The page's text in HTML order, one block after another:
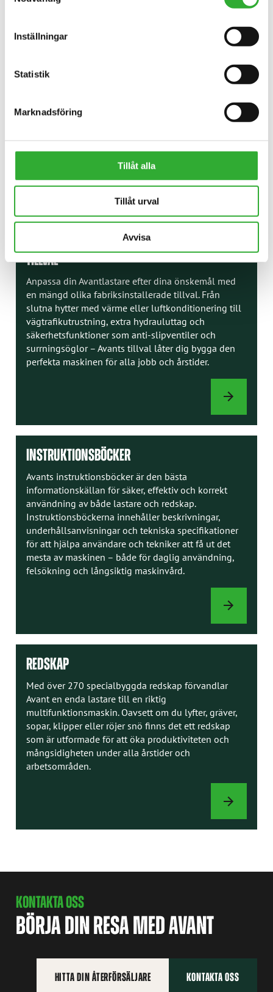
Inställningar
Statistik
Marknadsföring
Tillåt alla
Tillåt urval
Avvisa
INTRESSERAD AV REDSKAP?
KONTAKTA OSS
TILLVAL
Anpassa din Avantlastare efter dina önskemål med
en mängd olika fabriksinstallerade tillval. Från
slutna hytter med värme eller luftkonditionering till
vägtrafikutrustning, extra hydrauluttag och
säkerhetsfunktioner som anti-slipventiler och
surrningsöglor – Avants tillval låter dig bygga den
perfekta maskinen för alla jobb och årstider.
TILLVAL
INSTRUKTIONSBÖCKER
Avants instruktionsböcker är den bästa
informationskällan för säker, effektiv och korrekt
användning av både lastare och redskap.
Instruktionsböckerna innehåller beskrivningar,
underhållsanvisningar och tekniska specifikationer
för att hjälpa användare och tekniker att få ut det
mesta av maskinen – både för daglig användning,
felsökning och långsiktig maskinvård.
REDSKAP
Med över 270 specialbyggda redskap förvandlar
Avant en enda lastare till en riktig
multifunktionsmaskin. Oavsett om du lyfter, gräver,
sopar, klipper eller röjer snö finns det ett redskap
som är utformade för att öka produktiviteten och
mångsidigheten under alla årstider och
arbetsområden.
REDSKAP
KONTAKTA OSS
BÖRJA DIN RESA MED AVANT
HITTA DIN ÅTERFÖRSÄLJARE KONTAKTA OSS